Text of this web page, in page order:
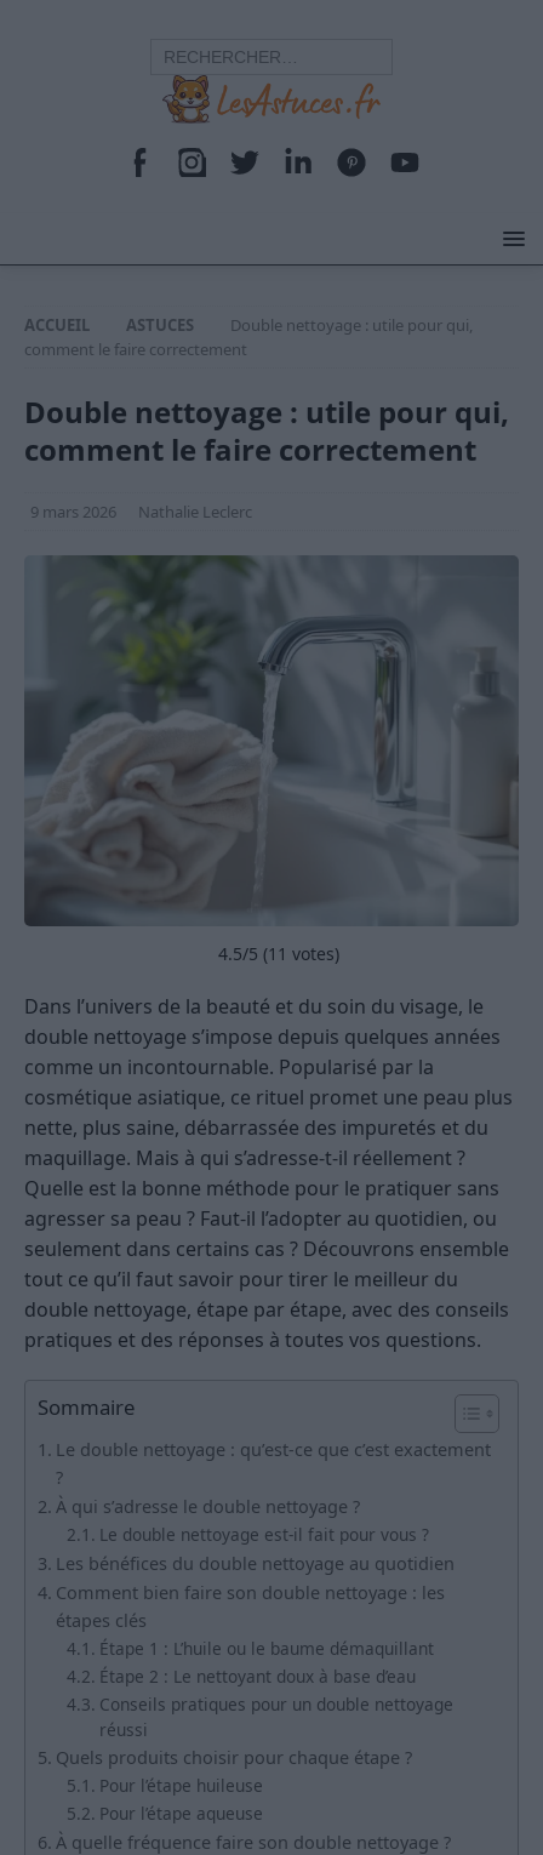
ACCUEIL ASTUCES
Double nettoyage : utile pour qui,
comment le faire correctement
Double nettoyage : utile pour qui,
comment le faire correctement
9 mars 2026 Nathalie Leclerc
4.5/5 (11 votes)
Dans l’univers de la beauté et du soin du visage, le
double nettoyage s’impose depuis quelques années
comme un incontournable. Popularisé par la
cosmétique asiatique, ce rituel promet une peau plus
nette, plus saine, débarrassée des impuretés et du
maquillage. Mais à qui s’adresse-t-il réellement ?
Quelle est la bonne méthode pour le pratiquer sans
agresser sa peau ? Faut-il l’adopter au quotidien, ou
seulement dans certains cas ? Découvrons ensemble
tout ce qu’il faut savoir pour tirer le meilleur du
double nettoyage, étape par étape, avec des conseils
pratiques et des réponses à toutes vos questions.
Sommaire
Le double nettoyage : qu’est-ce que c’est exactement
?
À qui s’adresse le double nettoyage ?
Le double nettoyage est-il fait pour vous ?
Les bénéfices du double nettoyage au quotidien
Comment bien faire son double nettoyage : les
étapes clés
Étape 1 : L’huile ou le baume démaquillant
Étape 2 : Le nettoyant doux à base d’eau
Conseils pratiques pour un double nettoyage
réussi
Quels produits choisir pour chaque étape ?
Pour l’étape huileuse
Pour l’étape aqueuse
À quelle fréquence faire son double nettoyage ?